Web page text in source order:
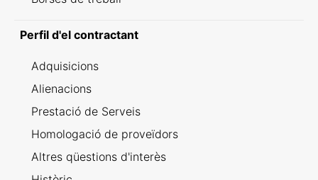
Perfil d'el contractant
Adquisicions
Alienacions
Prestació de Serveis
Homologació de proveïdors
Altres qüestions d'interès